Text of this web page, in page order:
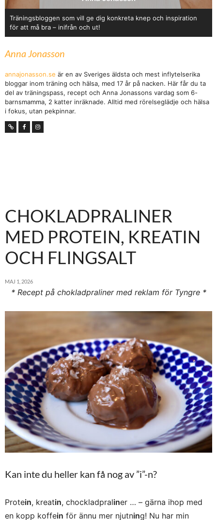
Träningsbloggen som vill ge dig konkreta knep och inspiration
för att må bra – inifrån och ut!
Anna Jonasson
annajonasson.se är en av Sveriges äldsta och mest inflytelserika
bloggar inom träning och hälsa, med 17 år på nacken. Här får du ta
del av träningspass, recept och Anna Jonassons vardag som 6-
barnsmamma, 2 katter inräknade. Alltid med rörelseglädje och hälsa
i fokus, utan pekpinnar.
CHOKLADPRALINER
MED PROTEIN, KREATIN
OCH FLINGSALT
MAJ 1, 2026
* Recept på chokladpraliner med reklam för Tyngre *
Kan inte du heller kan få nog av ”i”-n?
Protein, kreatin, chockladpraliner … – gärna ihop med
en kopp koffein för ännu mer njutning! Nu har min